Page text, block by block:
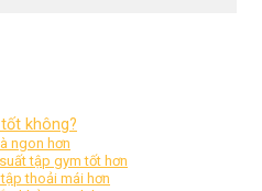
không?
ngon hơn
tập gym tốt hơn
thoải mái hơn